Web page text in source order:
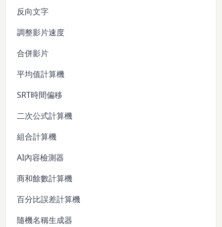
反向文字
調整影片速度
合併影片
平均值計算機
SRT時間偏移
二次公式計算機
組合計算機
AI內容檢測器
商和餘數計算機
百分比誤差計算機
隨機名稱生成器